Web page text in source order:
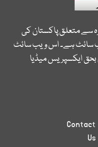
سے متعلق پاکستان کی
سائٹ ہے۔ اس ویب سائٹ
بحق ایکسپریس میڈیا
Contact
Us